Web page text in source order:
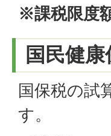
※課税限度
国民健
国保税の試
す。